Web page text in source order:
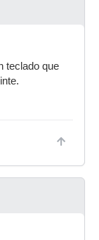
teclado que